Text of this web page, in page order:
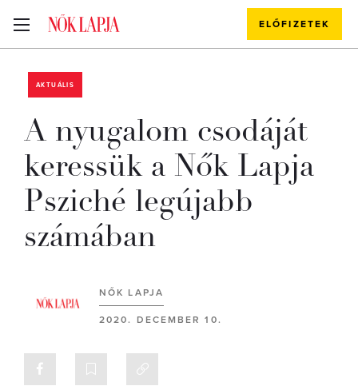
ELŐFIZETEK
AKTUÁLIS
A nyugalom csodáját
keressük a Nők Lapja
Psziché legújabb
számában
NŐK LAPJA
2020. DECEMBER 10.